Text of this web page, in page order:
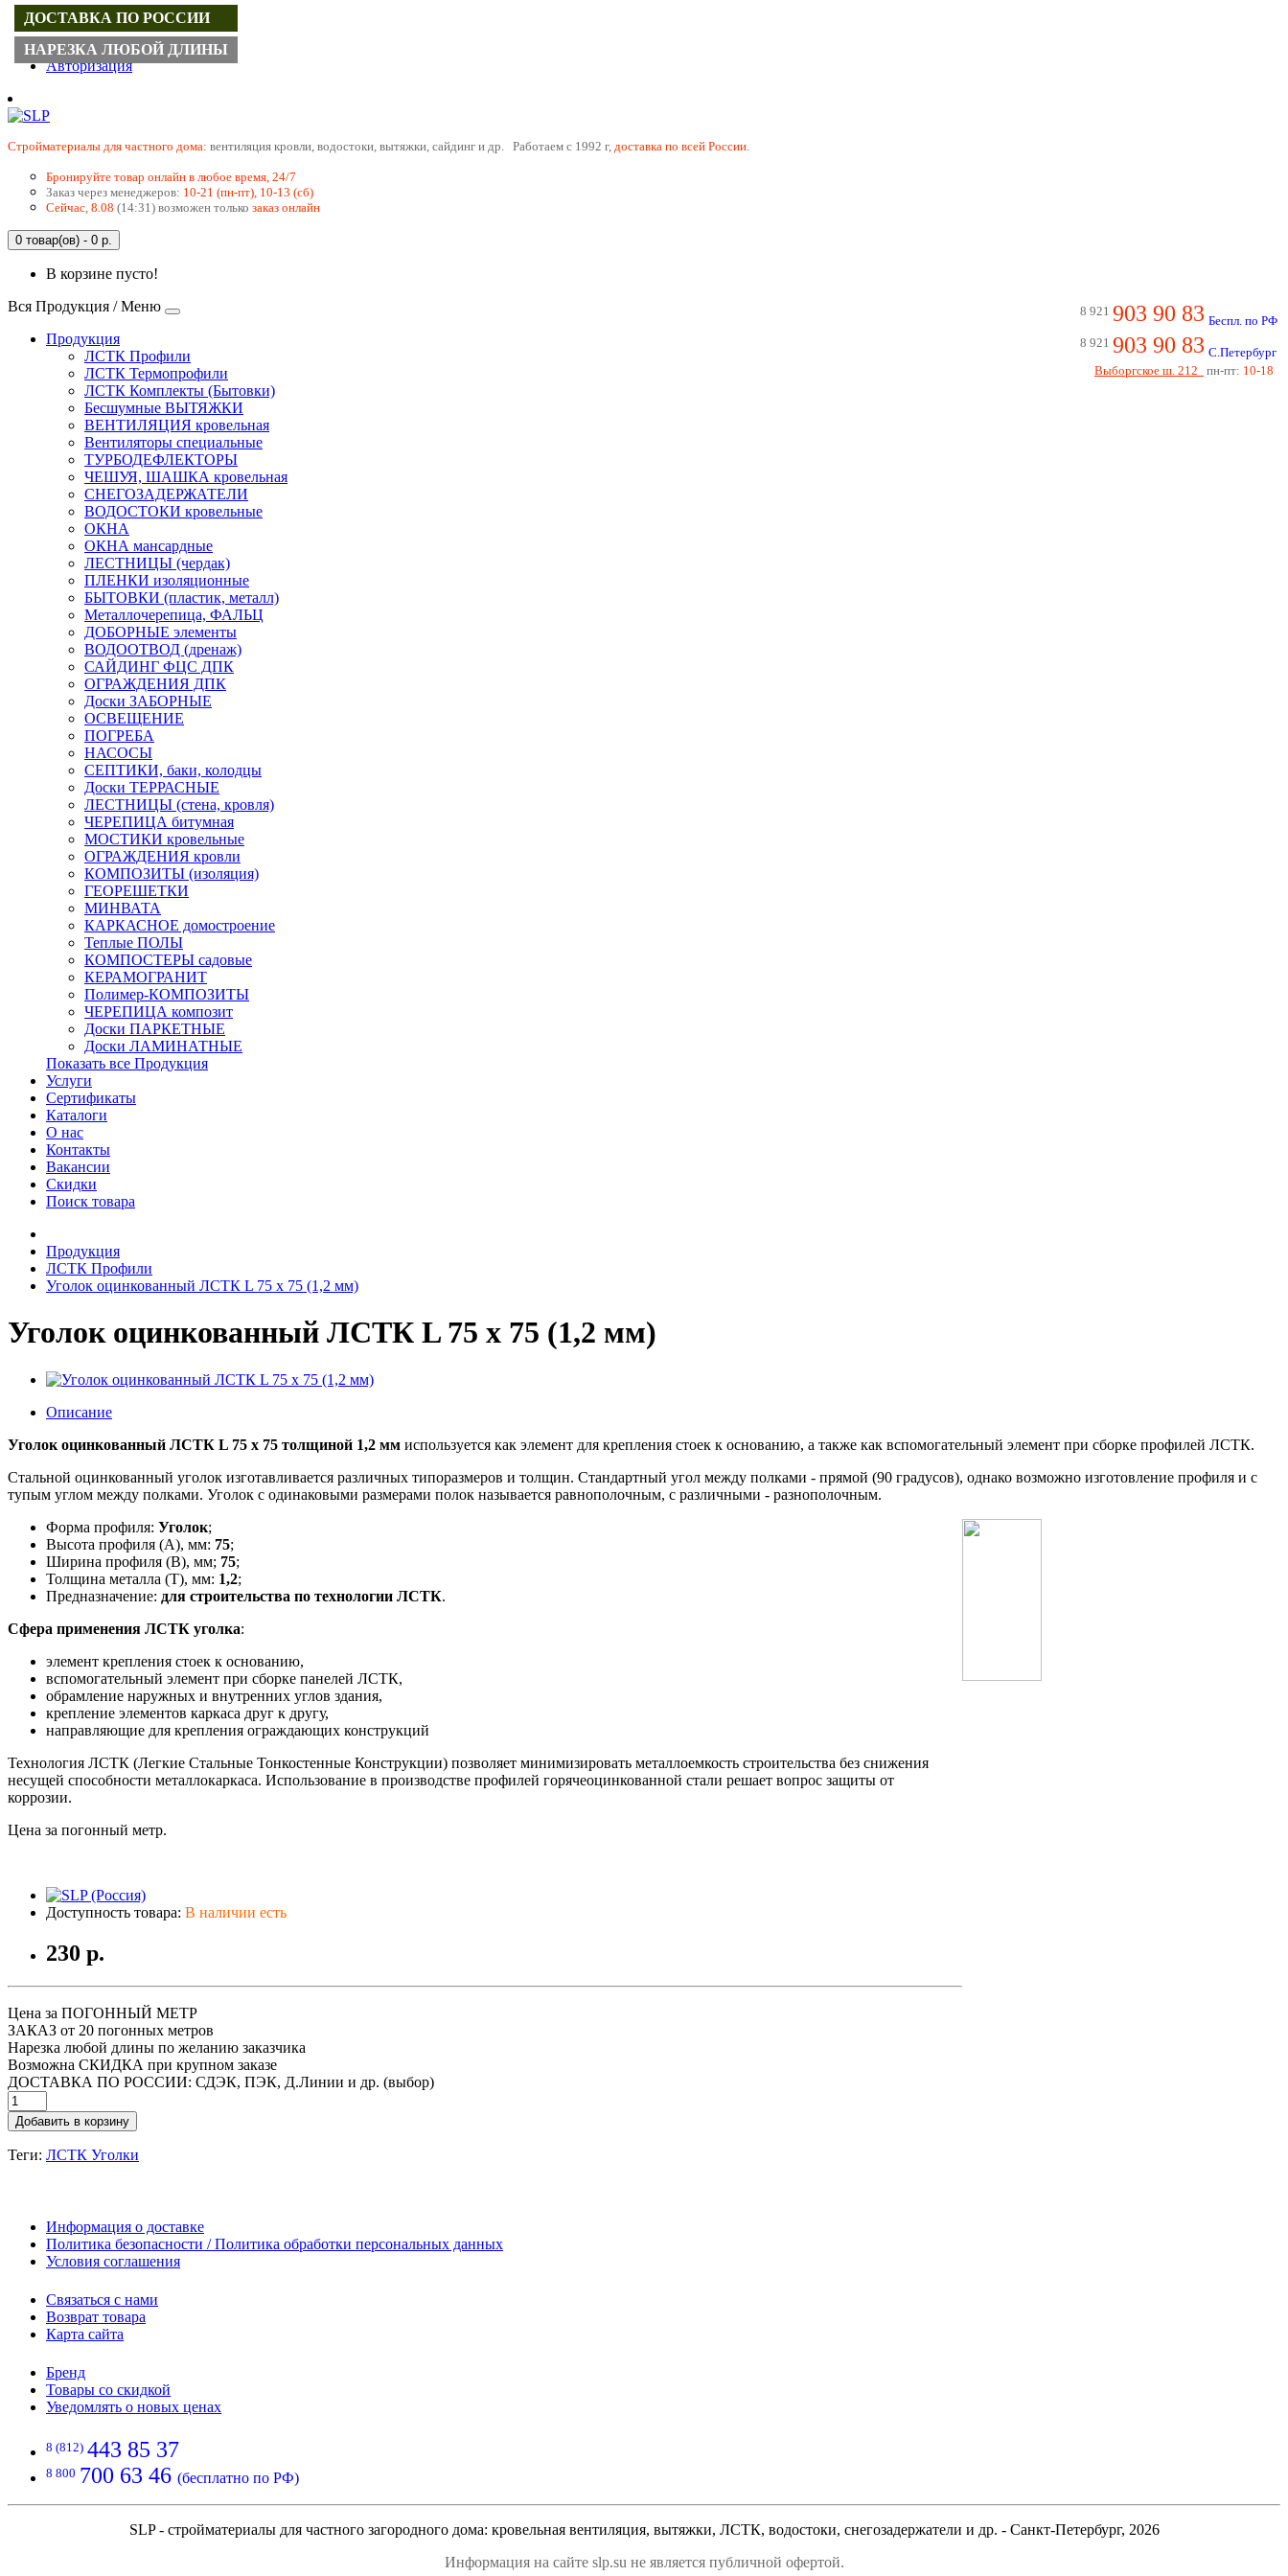
Регистрация
Авторизация
Cтройматериалы для частного дома: вентиляция кровли, водостоки, вытяжки, сайдинг и др. Работаем с 1992 г, доставка по всей России.
Бронируйте товар онлайн в любое время, 24/7
Заказ через менеджеров: 10-21 (пн-пт), 10-13 (сб)
Сейчас, 8.08 (14:31) возможен только заказ онлайн
0 товар(ов) - 0 р.
В корзине пусто!
8 921 903 90 83 Беспл. по РФ
8 921 903 90 83 С.Петербург
Выборгское ш. 212
пн-пт: 10-18
Вся Продукция / Меню
Продукция
ЛСТК Профили
ЛСТК Термопрофили
ЛСТК Комплекты (Бытовки)
Бесшумные ВЫТЯЖКИ
ВЕНТИЛЯЦИЯ кровельная
Вентиляторы специальные
ТУРБОДЕФЛЕКТОРЫ
ЧЕШУЯ, ШАШКА кровельная
СНЕГОЗАДЕРЖАТЕЛИ
ВОДОСТОКИ кровельные
ОКНА
ОКНА мансардные
ЛЕСТНИЦЫ (чердак)
ПЛЕНКИ изоляционные
БЫТОВКИ (пластик, металл)
Металлочерепица, ФАЛЬЦ
ДОБОРНЫЕ элементы
ВОДООТВОД (дренаж)
САЙДИНГ ФЦС ДПК
ОГРАЖДЕНИЯ ДПК
Доски ЗАБОРНЫЕ
ОСВЕЩЕНИЕ
ПОГРЕБА
НАСОСЫ
СЕПТИКИ, баки, колодцы
Доски ТЕРРАСНЫЕ
ЛЕСТНИЦЫ (стена, кровля)
ЧЕРЕПИЦА битумная
МОСТИКИ кровельные
ОГРАЖДЕНИЯ кровли
КОМПОЗИТЫ (изоляция)
ГЕОРЕШЕТКИ
МИНВАТА
КАРКАСНОЕ домостроение
Теплые ПОЛЫ
КОМПОСТЕРЫ садовые
КЕРАМОГРАНИТ
Полимер-КОМПОЗИТЫ
ЧЕРЕПИЦА композит
Доски ПАРКЕТНЫЕ
Доски ЛАМИНАТНЫЕ
Показать все Продукция
Услуги
Сертификаты
Каталоги
О нас
Контакты
Вакансии
Скидки
Поиск товара
Продукция
ЛСТК Профили
Уголок оцинкованный ЛСТК L 75 x 75 (1,2 мм)
Уголок оцинкованный ЛСТК L 75 x 75 (1,2 мм)
ДОСТАВКА ПО РОССИИ
НАРЕЗКА ЛЮБОЙ ДЛИНЫ
Описание
Уголок оцинкованный ЛСТК L 75 x 75 толщиной 1,2 мм используется как элемент для крепления стоек к основанию, а также как вспомогательный элемент при сборке профилей ЛСТК.
Стальной оцинкованный уголок изготавливается различных типоразмеров и толщин. Стандартный угол между полками - прямой (90 градусов), однако возможно изготовление профиля и с
тупым углом между полками. Уголок с одинаковыми размерами полок называется равнополочным, с различными - разнополочным.
Форма профиля: Уголок;
Высота профиля (A), мм: 75;
Ширина профиля (B), мм; 75;
Толщина металла (T), мм: 1,2;
Предназначение: для строительства по технологии ЛСТК.
Сфера применения ЛСТК уголка:
элемент крепления стоек к основанию,
вспомогательный элемент при сборке панелей ЛСТК,
обрамление наружных и внутренних углов здания,
крепление элементов каркаса друг к другу,
направляющие для крепления ограждающих конструкций
Технология ЛСТК (Легкие Стальные Тонкостенные Конструкции) позволяет минимизировать металлоемкость строительства без снижения
несущей способности металлокаркаса. Использование в производстве профилей горячеоцинкованной стали решает вопрос защиты от
коррозии.
Цена за погонный метр.
Доступность товара: В наличии есть
230 р.
Цена за ПОГОННЫЙ МЕТР
ЗАКАЗ от 20 погонных метров
Нарезка любой длины по желанию заказчика
Возможна СКИДКА при крупном заказе
ДОСТАВКА ПО РОССИИ: СДЭК, ПЭК, Д.Линии и др. (выбор)
Добавить в корзину
Теги: ЛСТК Уголки
Информация о доставке
Политика безопасности / Политика обработки персональных данных
Условия соглашения
Связаться с нами
Возврат товара
Карта сайта
Бренд
Товары со скидкой
Уведомлять о новых ценах
8 (812) 443 85 37
8 800 700 63 46 (бесплатно по РФ)
SLP - стройматериалы для частного загородного дома: кровельная вентиляция, вытяжки, ЛСТК, водостоки, снегозадержатели и др. - Санкт-Петербург, 2026
Информация на сайте slp.su не является публичной офертой.